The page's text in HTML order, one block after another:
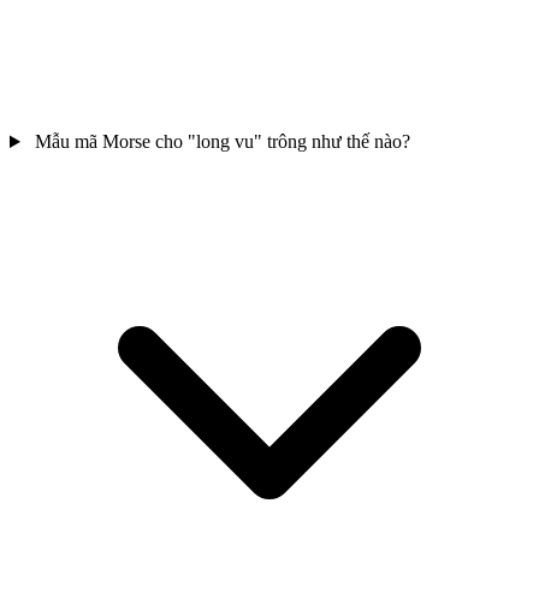
Mẫu mã Morse cho "long vu" trông như thế nào?